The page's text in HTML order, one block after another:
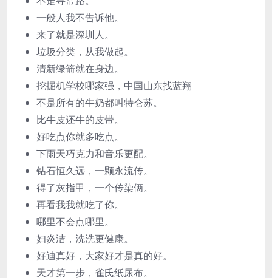
一般人我不告诉他。
来了就是深圳人。
垃圾分类，从我做起。
清新绿箭就在身边。
挖掘机学校哪家强，中国山东找蓝翔
不是所有的牛奶都叫特仑苏。
比牛皮还牛的皮带。
好吃点你就多吃点。
下雨天巧克力和音乐更配。
钻石恒久远，一颗永流传。
得了灰指甲，一个传染俩。
再看我我就吃了你。
哪里不会点哪里。
妇炎洁，洗洗更健康。
好迪真好，大家好才是真的好。
天才第一步，雀氏纸尿布。